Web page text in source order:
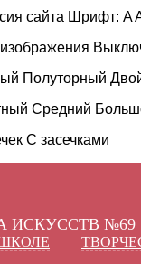
сайта Шрифт: A
Полуторный
Средний
С засечками
ИСКУССТВ №69